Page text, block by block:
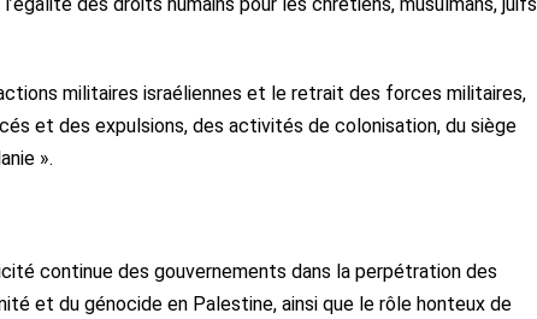
des droits humains pour les chrétiens, musulmans, juifs
militaires israéliennes et le retrait des forces militaires,
et des expulsions, des activités de colonisation, du siège
».
continue des gouvernements dans la perpétration des
et du génocide en Palestine, ainsi que le rôle honteux de